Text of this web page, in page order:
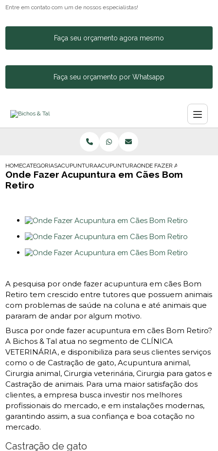
Entre em contato com um de nossos especialistas!
Faça seu orçamento agora mesmo
Faça seu orçamento por Whatsapp
HOMECATEGORIASACUPUNTURA ANIMALACUPUNTURA CACHORRO COLUNA
ONDE FAZER ACUPUNTURA
Onde Fazer Acupuntura em Cães Bom
Retiro
A pesquisa por onde fazer acupuntura em cães Bom
Retiro tem crescido entre tutores que possuem animais
com problemas de saúde na coluna e até animais que
pararam de andar por algum motivo.
Busca por onde fazer acupuntura em cães Bom Retiro?
A Bichos & Tal atua no segmento de CLÍNICA
VETERINÁRIA, e disponibiliza para seus clientes serviços
como o de Castração de gato, Acupuntura animal,
Cirurgia animal, Cirurgia veterinária, Cirurgia para gatos e
Castração de animais. Para uma maior satisfação dos
clientes, a empresa busca investir nos melhores
profissionais do mercado, e em instalações modernas,
garantindo assim, a sua confiança e boa cotação no
mercado.
Castração de gato